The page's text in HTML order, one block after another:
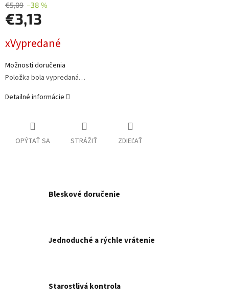
€5,09 –38 %
€3,13
cena:
xVypredané
Možnosti doručenia
Položka bola vypredaná…
Detailné informácie
OPÝTAŤ SA STRÁŽIŤ ZDIEĽAŤ
Bleskové doručenie
Jednoduché a rýchle vrátenie
Starostlivá kontrola